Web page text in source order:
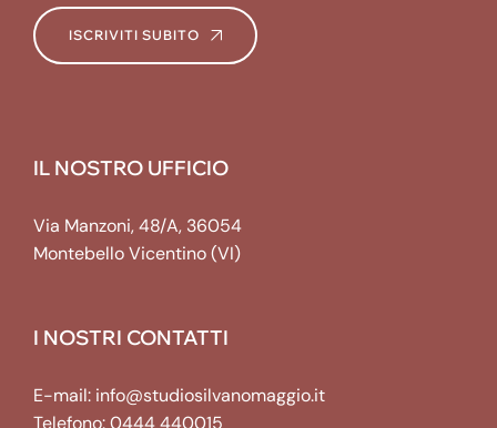
ISCRIVITI SUBITO
IL NOSTRO UFFICIO
Via Manzoni, 48/A, 36054
Montebello Vicentino (VI)
I NOSTRI CONTATTI
E-mail: info@studiosilvanomaggio.it
Telefono:0444 440015